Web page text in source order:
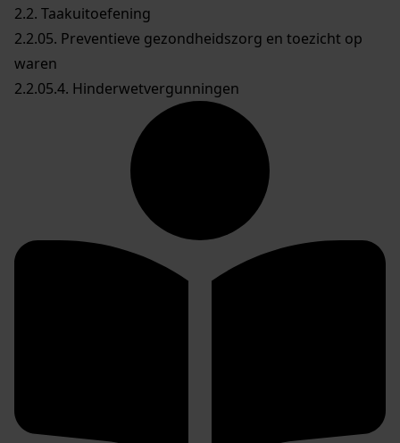
2.2. Taakuitoefening
2.2.05. Preventieve gezondheidszorg en toezicht op
waren
2.2.05.4. Hinderwetvergunningen